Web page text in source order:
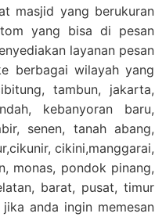
masjid yang berukuran
yang bisa di pesan
layanan pesan
berbagai wilayah yang
tambun, jakarta,
kebanyoran baru,
senen, tanah abang,
cikini,manggarai,
monas, pondok pinang,
barat, pusat, timur
anda ingin memesan